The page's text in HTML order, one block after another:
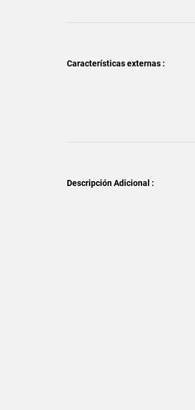
Características externas :
Descripción Adicional :